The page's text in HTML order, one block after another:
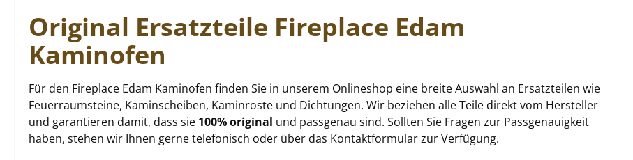
Original Ersatzteile Fireplace Edam
Kaminofen
Für den Fireplace Edam Kaminofen finden Sie in unserem Onlineshop eine breite Auswahl an Ersatzteilen wie
Feuerraumsteine, Kaminscheiben, Kaminroste und Dichtungen. Wir beziehen alle Teile direkt vom Hersteller
und garantieren damit, dass sie 100% original und passgenau sind. Sollten Sie Fragen zur Passgenauigkeit
haben, stehen wir Ihnen gerne telefonisch oder über das Kontaktformular zur Verfügung.